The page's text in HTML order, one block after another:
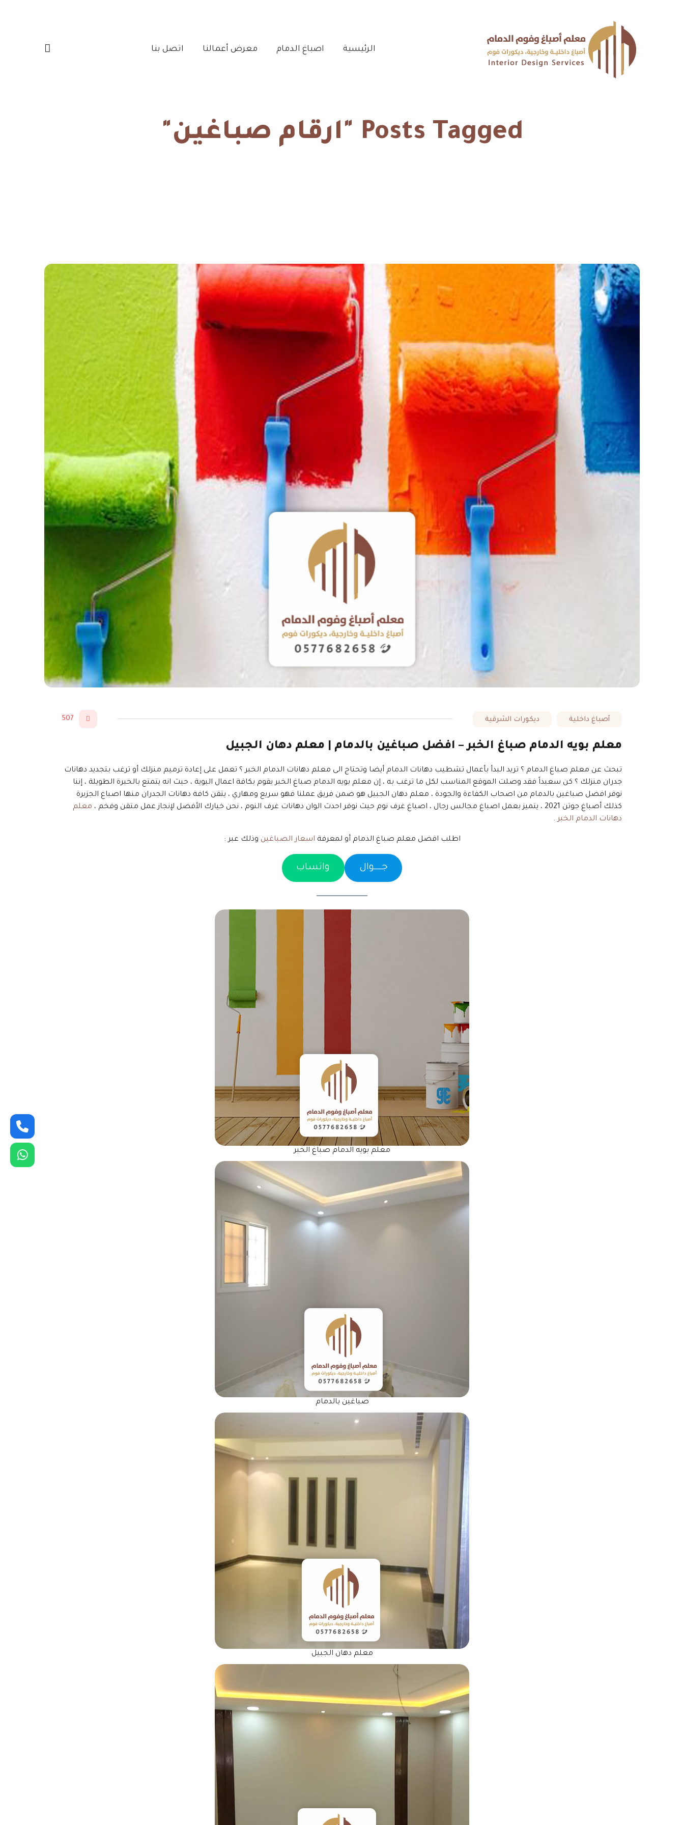
الرئيسية‎ اصباغ الدمام‎ معرض أعمالنا‎ اتصل بنا‎
Posts Tagged "ارقام صباغين"
أصباغ داخلية ديكورات الشرقية 507
معلم بويه الدمام صباغ الخبر – افضل صباغين بالدمام | معلم دهان الجبيل
تبحث عن معلم صباغ الدمام ؟ تريد البدأ بأعمال تشطيب دهانات الدمام أيضا وتحتاج الى معلم دهانات الدمام الخبر ؟ تعمل على إعادة ترميم منزلك أو ترغب بتجديد دهانات
جدران منزلك ؟ كن سعيداً فقد وصلت الموقع المناسب لكل ما ترغب به ، إن معلم بويه الدمام صباغ الخبر يقوم بكافة اعمال البوية ، حيث انه يتمتع بالخبرة الطويلة ، إننا
نوفر افضل صباغين بالدمام من اصحاب الكفاءة والجودة ، معلم دهان الجبيل هو ضمن فريق عملنا فهو سريع ومهاري ، يتقن كافة دهانات الجدران منها اصباغ الجزيرة
كذلك أصباغ جوتن 2021 ، يتميز بعمل اصباغ مجالس رجال ، اصباغ غرف نوم حيث نوفر احدث الوان دهانات غرف النوم ، نحن خيارك الأفضل لإنجاز عمل متقن وفخم ،
معلم
دهانات الدمام الخبر.
اطلب افضل معلم صباغ الدمام أو لمعرفة اسعار الصباغين وذلك عبر :
جـــــوال واتساب
معلم بويه الدمام صباغ الخبر
صباغين بالدمام
معلم دهان الجبيل